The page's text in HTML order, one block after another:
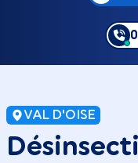
VAL D'OISE